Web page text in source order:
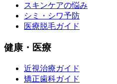
スキンケアの悩み
シミ・シワ予防
医療脱毛ガイド
健康・医療
近視治療ガイド
矯正歯科ガイド